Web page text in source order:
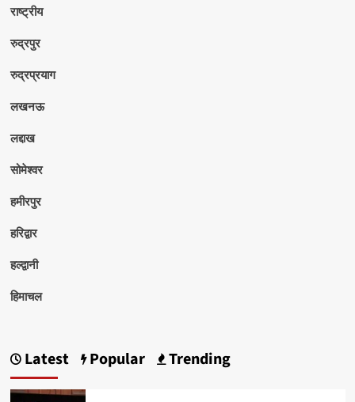
राष्ट्रीय
रुद्रपुर
रुद्रप्रयाग
लखनऊ
लद्दाख
सोमेश्वर
हमीरपुर
हरिद्वार
हल्द्वानी
हिमाचल
Latest Popular Trending